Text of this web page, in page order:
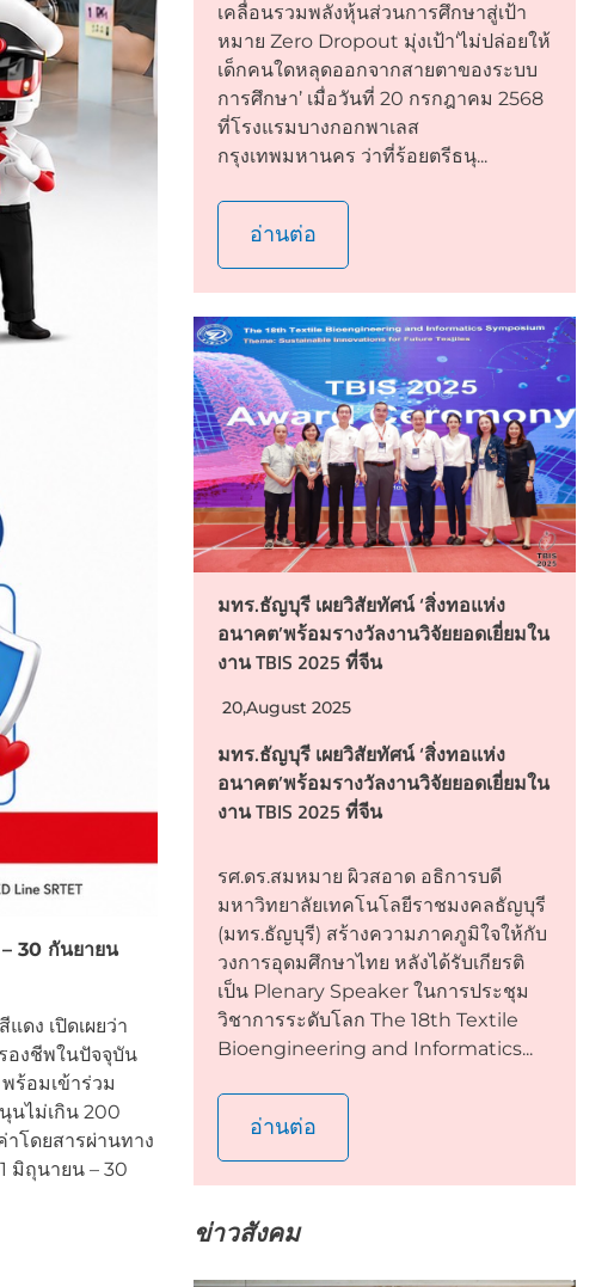
30 กันยายน
ดง เปิดเผยว่า
องชีพในปัจจุบัน
ร้อมเข้าร่วม
นไม่เกิน 200
โดยสารผ่านทาง
มิถุนายน – 30
เคลื่อนรวมพลังหุ้นส่วนการศึกษาสู่เป้า
หมาย Zero Dropout มุ่งเป้า‘ไม่ปล่อยให้
เด็กคนใดหลุดออกจากสายตาของระบบ
การศึกษา’ เมื่อวันที่ 20 กรกฎาคม 2568
ที่โรงแรมบางกอกพาเลส
กรุงเทพมหานคร ว่าที่ร้อยตรีธนุ...
อ่านต่อ
มทร.ธัญบุรี เผยวิสัยทัศน์ ‘สิ่งทอแห่ง
อนาคต’พร้อมรางวัลงานวิจัยยอดเยี่ยมใน
งาน TBIS 2025 ที่จีน
20,August 2025
มทร.ธัญบุรี เผยวิสัยทัศน์ ‘สิ่งทอแห่ง
อนาคต’พร้อมรางวัลงานวิจัยยอดเยี่ยมใน
งาน TBIS 2025 ที่จีน
รศ.ดร.สมหมาย ผิวสอาด อธิการบดี
มหาวิทยาลัยเทคโนโลยีราชมงคลธัญบุรี
(มทร.ธัญบุรี) สร้างความภาคภูมิใจให้กับ
วงการอุดมศึกษาไทย หลังได้รับเกียรติ
เป็น Plenary Speaker ในการประชุม
วิชาการระดับโลก The 18th Textile
Bioengineering and Informatics...
อ่านต่อ
ข่าวสังคม